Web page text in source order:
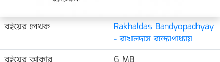
বইয়ের লেখক
Rakhaldas Bandyopadhyay
- রাখালদাস বন্দ্যোপাধ্যায়